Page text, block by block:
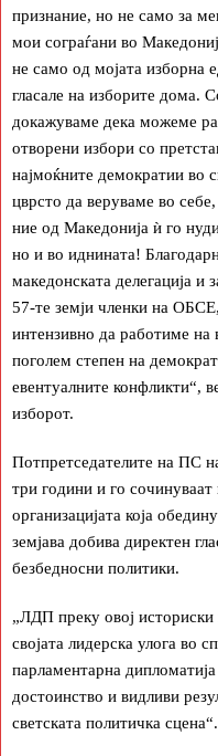
признание, но не само за
мои сограѓани во
не само од мојата изборна
гласале на изборите дома.
докажуваме дека можеме
отворени избори со
најмоќните демократии во
цврсто да веруваме во
ние од Македонија ѝ го
но и во иднината!
македонската делегација и
57-те земји членки на
интензивно да работиме на
поголем степен на
евентуалните конфликти“,
изборот.
Потпретседателите на ПС
три години и го сочинуваат
организацијата која
земјава добива директен
безбедносни политики.
„ЛДП преку овој историски
својата лидерска улога во
парламентарна
достоинство и видливи
светската политичка сцена“.